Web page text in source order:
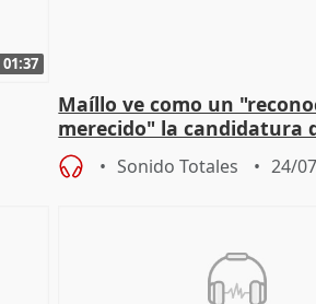
01:37
Maíllo ve como un
merecido" la candidatura
Díaz a la OIT
Sonido Totales 24/